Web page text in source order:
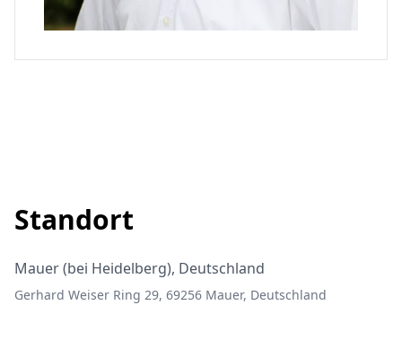
Standort
Mauer (bei Heidelberg), Deutschland
Gerhard Weiser Ring 29, 69256 Mauer, Deutschland